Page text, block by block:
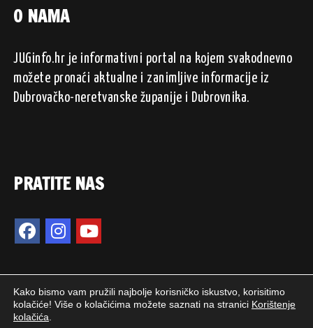
O NAMA
JUGinfo.hr je informativni portal na kojem svakodnevno
možete pronaći aktualne i zanimljive informacije iz
Dubrovačko-neretvanske županije i Dubrovnika.
PRATITE NAS
2024. © JUGinfo.hr / Sva prava pridržana.
Kako bismo vam pružili najbolje korisničko iskustvo, korisitimo
kolačiće! Više o kolačićima možete saznati na stranici Korištenje
kolačića